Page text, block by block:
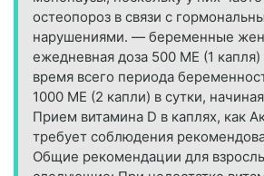
остеопороз в связи с
нарушениями. — беременные
ежедневная доза 500 МЕ (1
время всего периода
1000 МЕ (2 капли) в сутки,
Прием витамина D в каплях, как
требует соблюдения
Общие рекомендации для